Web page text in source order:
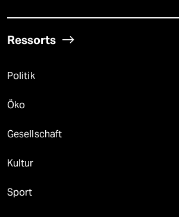
Ressorts
Politik
Öko
Gesellschaft
Kultur
Sport